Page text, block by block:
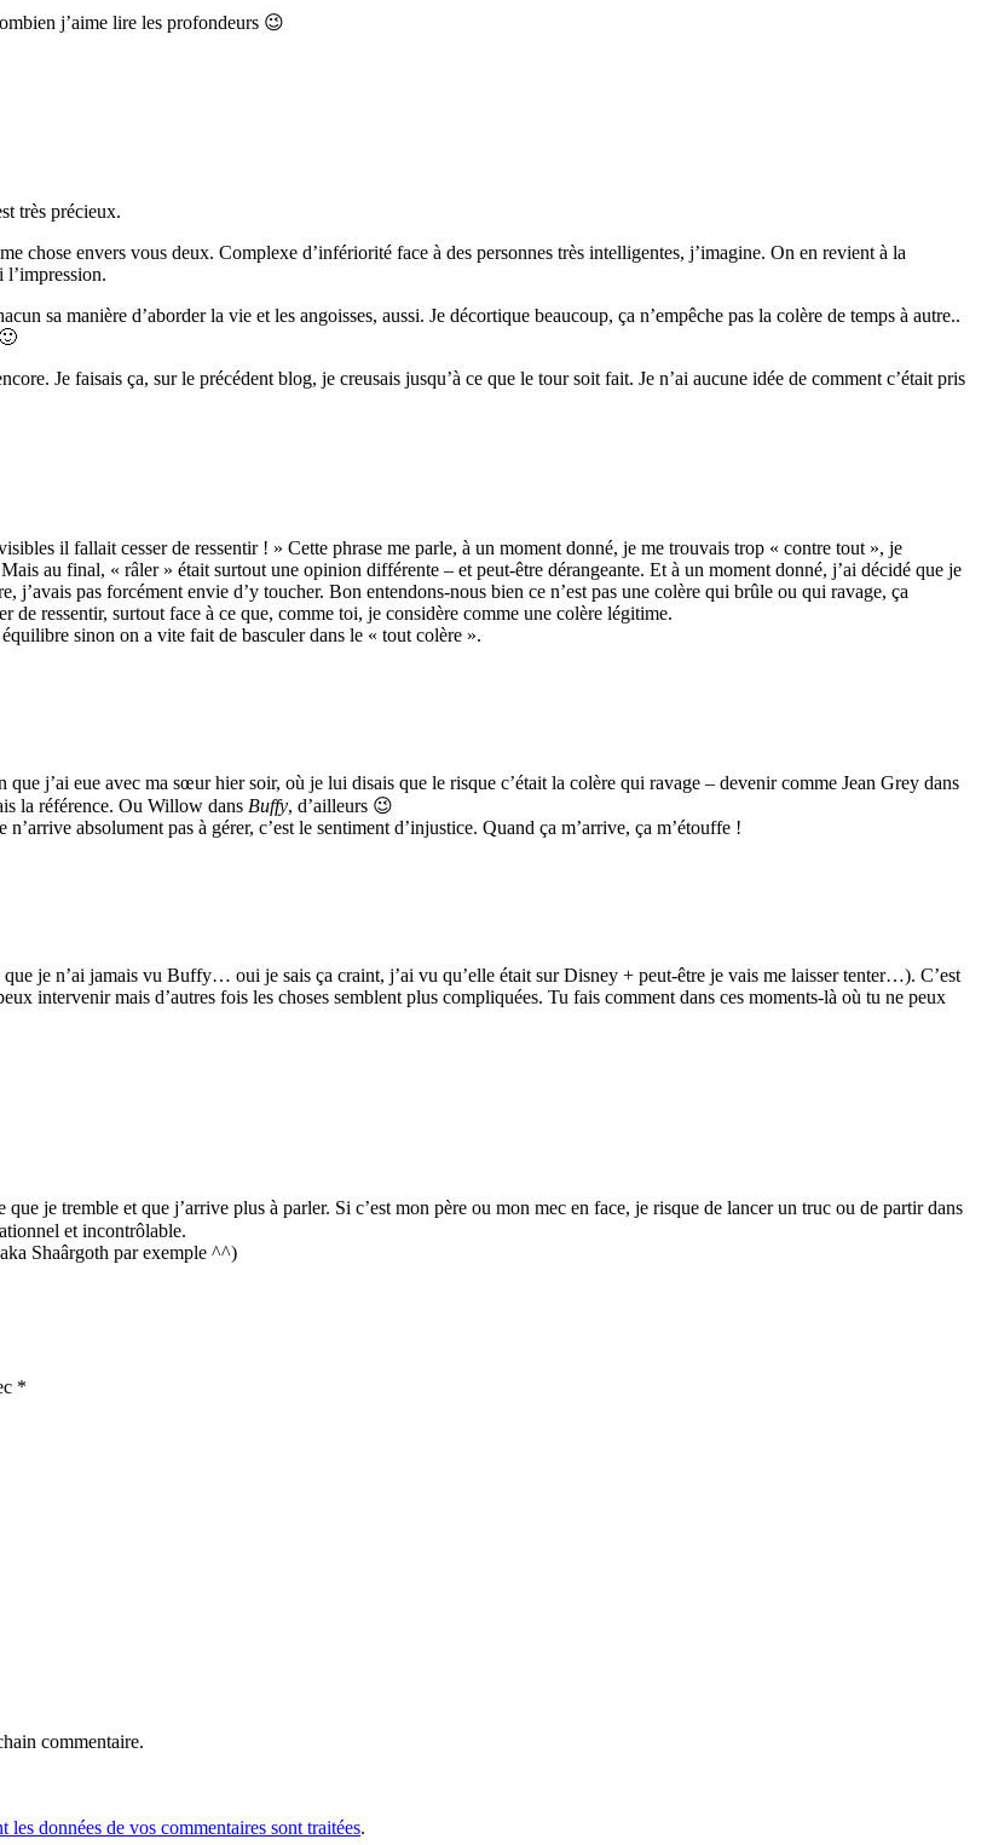
j’aime lire les profondeurs 😉
très précieux.
chose envers vous deux. Complexe d’infériorité face à des personnes très intelligentes, j’imagine. On en revient à la
l’impression.
sa manière d’aborder la vie et les angoisses, aussi. Je décortique beaucoup, ça n’empêche pas la colère de temps à autre..
Je faisais ça, sur le précédent blog, je creusais jusqu’à ce que le tour soit fait. Je n’ai aucune idée de comment c’était pris
il fallait cesser de ressentir ! » Cette phrase me parle, à un moment donné, je me trouvais trop « contre tout », je
au final, « râler » était surtout une opinion différente – et peut-être dérangeante. Et à un moment donné, j’ai décidé que je
pas forcément envie d’y toucher. Bon entendons-nous bien ce n’est pas une colère qui brûle ou qui ravage, ça
de ressentir, surtout face à ce que, comme toi, je considère comme une colère légitime.
sinon on a vite fait de basculer dans le « tout colère ».
j’ai eue avec ma sœur hier soir, où je lui disais que le risque c’était la colère qui ravage – devenir comme Jean Grey dans
la référence. Ou Willow dans Buffy, d’ailleurs 😉
absolument pas à gérer, c’est le sentiment d’injustice. Quand ça m’arrive, ça m’étouffe !
je n’ai jamais vu Buffy… oui je sais ça craint, j’ai vu qu’elle était sur Disney + peut-être je vais me laisser tenter…). C’est
intervenir mais d’autres fois les choses semblent plus compliquées. Tu fais comment dans ces moments-là où tu ne peux
je tremble et que j’arrive plus à parler. Si c’est mon père ou mon mec en face, je risque de lancer un truc ou de partir dans
et incontrôlable.
Shaârgoth par exemple ^^)
*
commentaire.
données de vos commentaires sont traitées.